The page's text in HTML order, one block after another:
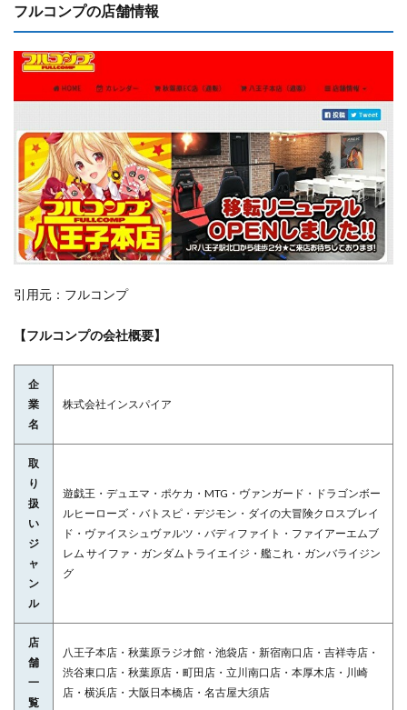
フルコンプの店舗情報
引用元：フルコンプ
【フルコンプの会社概要】
企
業
名
株式会社インスパイア
取
り
扱
い
ジ
ャ
ン
ル
遊戯王・デュエマ・ポケカ・MTG・ヴァンガード・ドラゴンボー
ルヒーローズ・バトスピ・デジモン・ダイの大冒険クロスブレイ
ド・ヴァイスシュヴァルツ・バディファイト・ファイアーエムブ
レム サイファ・ガンダムトライエイジ・艦これ・ガンバライジン
グ
店
舗
一
覧
八王子本店・秋葉原ラジオ館・池袋店・新宿南口店・吉祥寺店・
渋谷東口店・秋葉原店・町田店・立川南口店・本厚木店・川崎
店・横浜店・大阪日本橋店・名古屋大須店